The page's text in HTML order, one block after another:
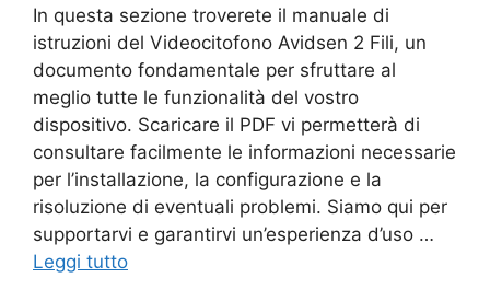
In questa sezione troverete il manuale di
istruzioni del Videocitofono Avidsen 2 Fili, un
documento fondamentale per sfruttare al
meglio tutte le funzionalità del vostro
dispositivo. Scaricare il PDF vi permetterà di
consultare facilmente le informazioni necessarie
per l’installazione, la configurazione e la
risoluzione di eventuali problemi. Siamo qui per
supportarvi e garantirvi un’esperienza d’uso …
Leggi tutto